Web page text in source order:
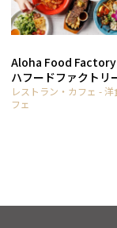
Aloha Food Factory
ハフードファクトリ
レストラン・カフェ - 洋
フェ